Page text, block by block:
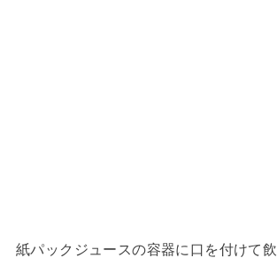
紙パックジュースの容器に口を付けて